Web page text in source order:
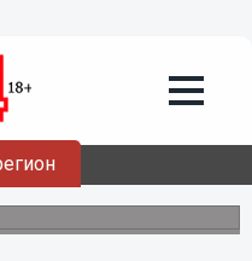
в
и деловой